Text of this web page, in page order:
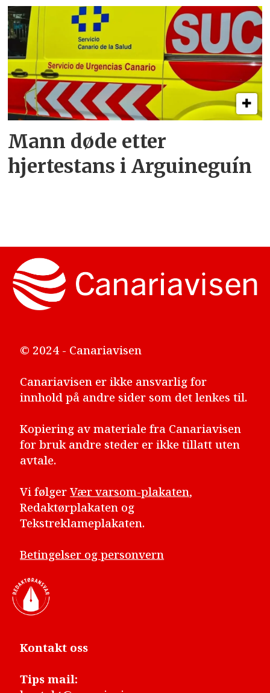
Mann døde etter
hjertestans i Arguineguín
© 2024 - Canariavisen
Canariavisen er ikke ansvarlig for
innhold på andre sider som det lenkes til.
Kopiering av materiale fra Canariavisen
for bruk andre steder er ikke tillatt uten
avtale.
Vi følgerVær varsom-plakaten,
Redaktørplakaten og
Tekstreklameplakaten.
Betingelser og personvern
Kontakt oss
Tips mail: